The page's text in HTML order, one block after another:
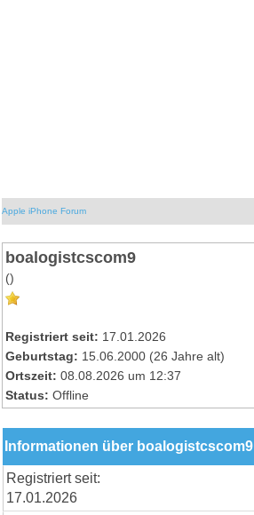
Apple iPhone Forum
boalogistcscom9
()
Registriert seit: 17.01.2026
Geburtstag: 15.06.2000 (26 Jahre alt)
Ortszeit: 08.08.2026 um 12:37
Status: Offline
Informationen über boalogistcscom9
Registriert seit:
17.01.2026